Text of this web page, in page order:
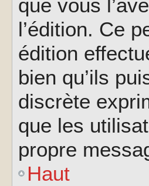
que vous
l’édition. Ce
édition
bien qu’ils
discrète
que les
propre
Haut